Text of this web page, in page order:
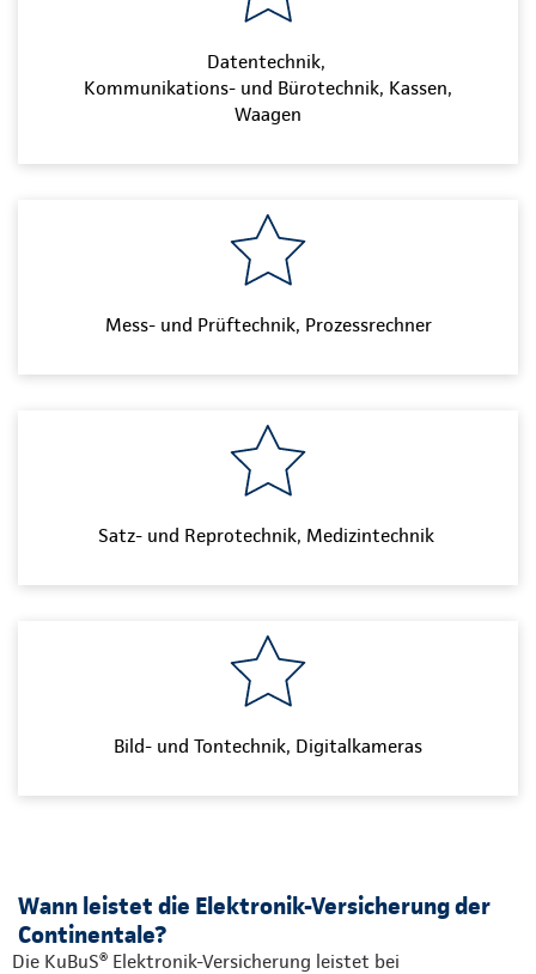
Datentechnik,
Kommunikations- und Bürotechnik, Kassen,
Waagen
Mess- und Prüftechnik, Prozessrechner
Satz- und Reprotechnik, Medizintechnik
Bild- und Tontechnik, Digitalkameras
Wann leistet die Elektronik-Versicherung der
Continentale?
Die KuBuS® Elektronik-Versicherung leistet bei